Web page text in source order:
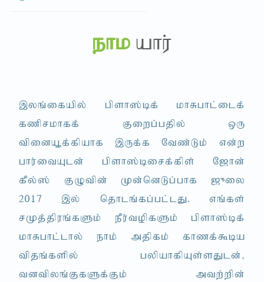
ehk ahu;
,yq;ifapy; gpsh];bf; khRghl;ilf;
fzprkhff; Fiwg;gjpy; xU
tpidA+f;fpahf ,Uf;f Ntz;Lk; vd;w
ghu;itAld; gpsh];birf;fps; N[hd;
fPy;]; FOtpd; Kd;ndLg;ghf [_iy
2017 ,y; njhlq;fg;gl;lJ. vq;fs;
rKj;jpuq;fSk; ePu;topfSk; gpsh];bf;
khRghl;lhy; ehk; mjpfk; fhzf;$ba
tpjq;fspy; gypahfpAs;sJld;>
tdtpyq;FfSf;Fk; mtw;wpd;